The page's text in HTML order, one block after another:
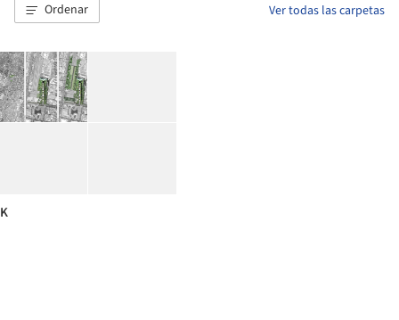
Ordenar Ver todas las carpetas
K